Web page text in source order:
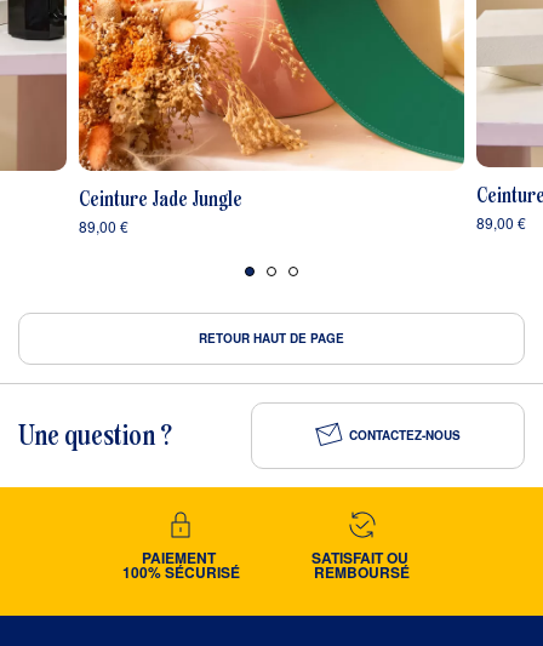
Ceinture Jade Jungle
89,00 € 89,00 €
RETOUR HAUT DE PAGE
Une question ? CONTACTEZ-NOUS
PAIEMENT
100% SÉCURISÉ
SATISFAIT OU
REMBOURSÉ